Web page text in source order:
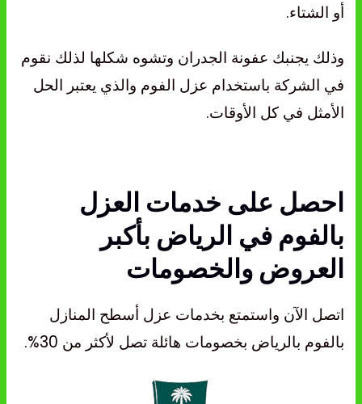
أو الشتاء.
وذلك يجنبك عفونة الجدران وتشوه شكلها لذلك نقوم
في الشركة باستخدام عزل الفوم والذي يعتبر الحل
الأمثل في كل الأوقات.
احصل على خدمات العزل
بالفوم في الرياض بأكبر
العروض والخصومات
اتصل الآن واستمتع بخدمات عزل أسطح المنازل
بالفوم بالرياض بخصومات هائلة تصل لأكثر من 30%.